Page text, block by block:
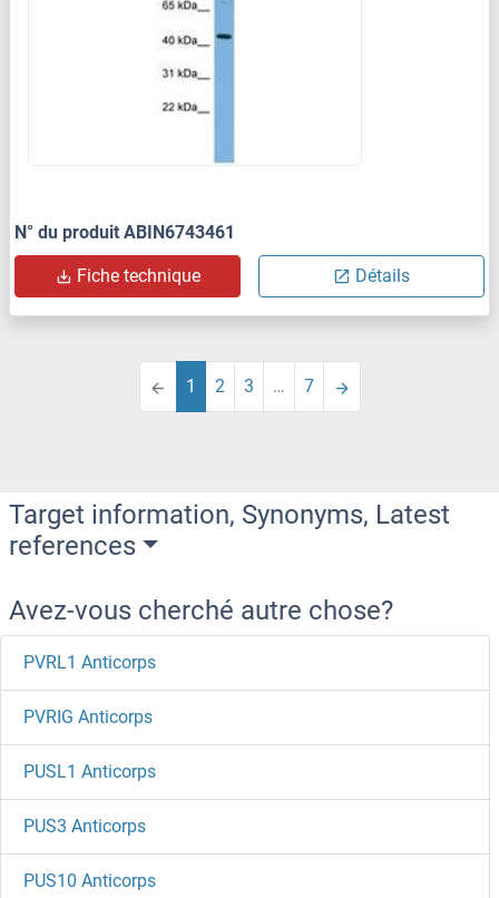
N° du produit ABIN6743461
Fiche technique Détails
1 2 3 … 7
Target information, Synonyms, Latest
references
Avez-vous cherché autre chose?
PVRL1 Anticorps
PVRIG Anticorps
PUSL1 Anticorps
PUS3 Anticorps
PUS10 Anticorps